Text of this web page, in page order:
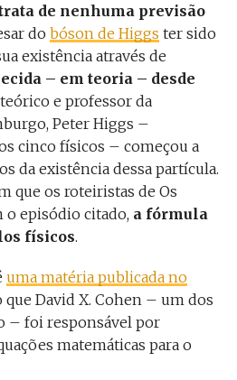
de nenhuma previsão
do bóson de Higgs ter sido
existência através de
– em teoria – desde
e professor da
Peter Higgs –
cinco físicos – começou a
da existência dessa partícula.
que os roteiristas de Os
o episódio citado, a fórmula
físicos.
uma matéria publicada no
que David X. Cohen – um dos
– foi responsável por
matemáticas para o